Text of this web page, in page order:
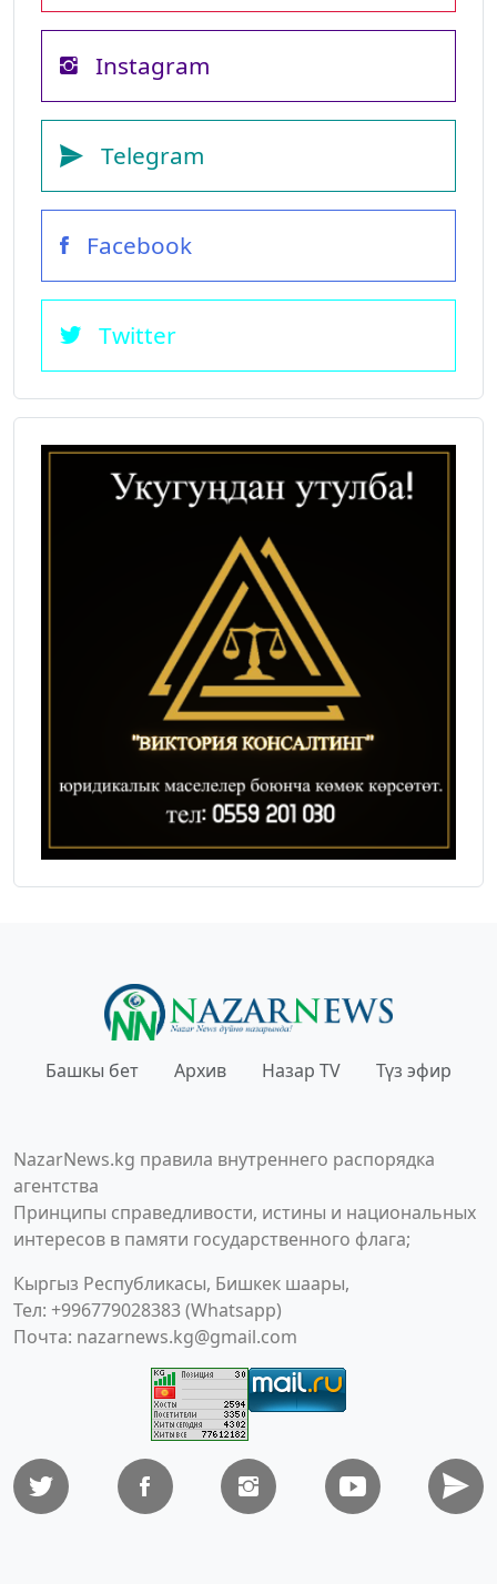
Instagram
Telegram
Facebook
Twitter
Башкы бет Архив Назар TV Түз эфир
NazarNews.kg правила внутреннего распорядка
агентства
Принципы справедливости, истины и национальных
интересов в памяти государственного флага;
Кыргыз Республикасы, Бишкек шаары,
Тел: +996779028383 (Whatsapp)
Почта: nazarnews.kg@gmail.com